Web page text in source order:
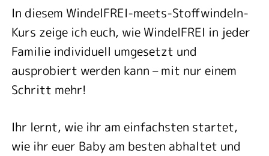
In diesem WindelFREI-meets-Stoffwindeln-
Kurs zeige ich euch, wie WindelFREI in jeder
Familie individuell umgesetzt und
ausprobiert werden kann – mit nur einem
Schritt mehr!
Ihr lernt, wie ihr am einfachsten startet,
wie ihr euer Baby am besten abhaltet und